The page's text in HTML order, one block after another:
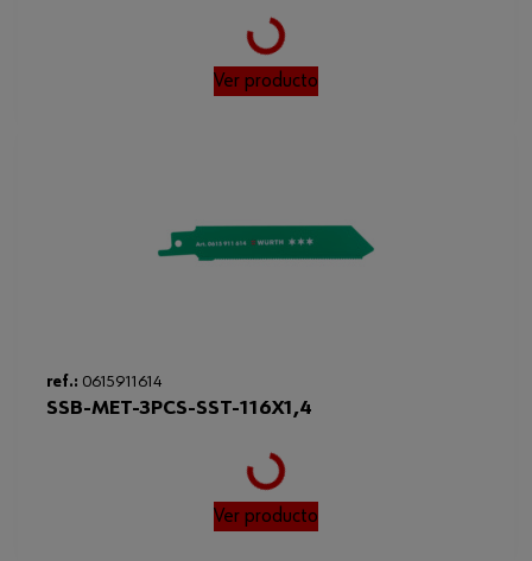
Ver producto
ref.: 0615911614
SSB-MET-3PCS-SST-116X1,4
Loading...
Ver producto